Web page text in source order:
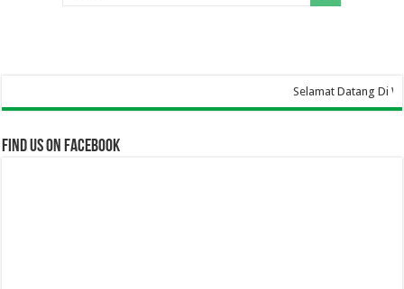
Selamat Datang Di Website SMA
Find us on Facebook